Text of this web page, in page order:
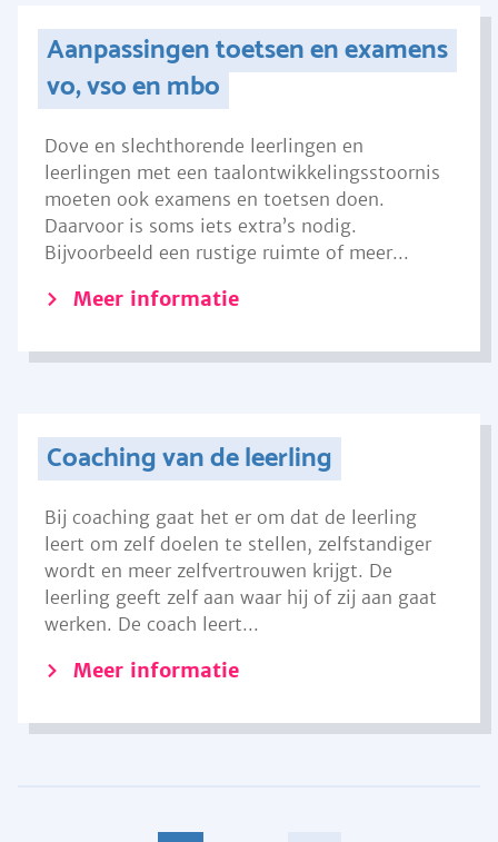
Aanpassingen toetsen en examens
vo, vso en mbo
Dove en slechthorende leerlingen en
leerlingen met een taalontwikkelingsstoornis
moeten ook examens en toetsen doen.
Daarvoor is soms iets extra’s nodig.
Bijvoorbeeld een rustige ruimte of meer...
Meer informatie
Coaching van de leerling
Bij coaching gaat het er om dat de leerling
leert om zelf doelen te stellen, zelfstandiger
wordt en meer zelfvertrouwen krijgt. De
leerling geeft zelf aan waar hij of zij aan gaat
werken. De coach leert...
Meer informatie